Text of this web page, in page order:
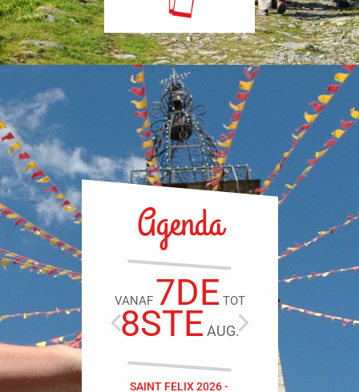
Agenda
VANAF 7DE TOT
8STE AUG.
SAINT FELIX 2026 -